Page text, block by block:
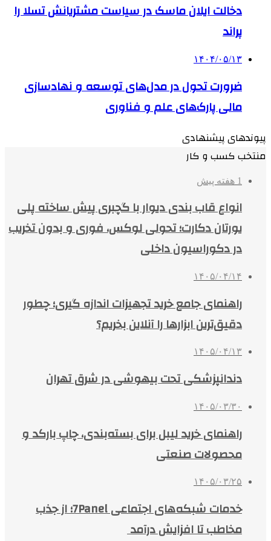
دخالت ایلان ماسک در سیاست مشتریانش تسلا را
پراند
۱۴۰۴/۰۵/۱۳
ضرورت تحول در مدل‌های توسعه و نهادسازی
مالی پارک‌های علم و فناوری
پیوندهای پیشنهادی
منتخب کسب و کار
1 هفته پیش
انواع قاب بندی دیوار با گچبری پیش ساخته پلی
یورتان دکارت؛ تحولی لوکس، فوری و بدون تخریب
در دکوراسیون داخلی
۱۴۰۵/۰۴/۱۴
راهنمای جامع خرید تجهیزات اندازه گیری؛ چطور
دقیق‌ترین ابزارها را آنلاین بخریم؟
۱۴۰۵/۰۴/۱۳
دندانپزشکی تحت بیهوشی در شرق تهران
۱۴۰۵/۰۳/۳۰
راهنمای خرید لیبل برای بسته‌بندی، چاپ بارکد و
محصولات صنعتی
۱۴۰۵/۰۳/۲۵
خدمات شبکه‌های اجتماعی 7Panel؛ از جذب
مخاطب تا افزایش درآمد